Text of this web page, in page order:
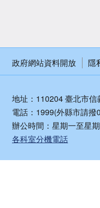
政府網站資料開放 隱
地址：110204 臺北市
電話：1999(外縣市請撥
辦公時間：星期一至星
各科室分機電話